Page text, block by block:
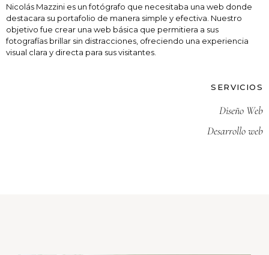
Nicolás Mazzini es un fotógrafo que necesitaba una web donde
destacara su portafolio de manera simple y efectiva. Nuestro
objetivo fue crear una web básica que permitiera a sus
fotografías brillar sin distracciones, ofreciendo una experiencia
visual clara y directa para sus visitantes.
SERVICIOS
Diseño Web
Desarrollo web